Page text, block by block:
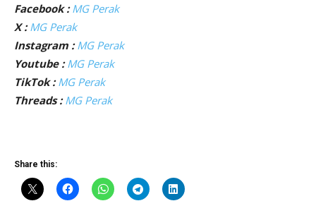
Facebook : MG Perak
X : MG Perak
Instagram : MG Perak
Youtube : MG Perak
TikTok : MG Perak
Threads : MG Perak
Share this: